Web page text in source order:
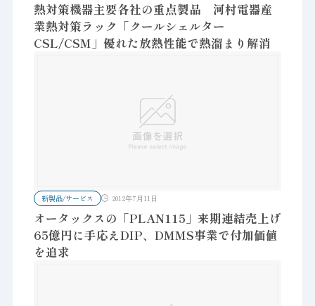
熱対策機器主要各社の重点製品 河村電器産
業熱対策ラック「クールシェルター
CSL/CSM」優れた放熱性能で熱溜まり解消
新製品/サービス 2012年7月11日
オータックスの「PLAN115」来期連結売上げ
65億円に手応えDIP、DMMS事業で付加価値
を追求